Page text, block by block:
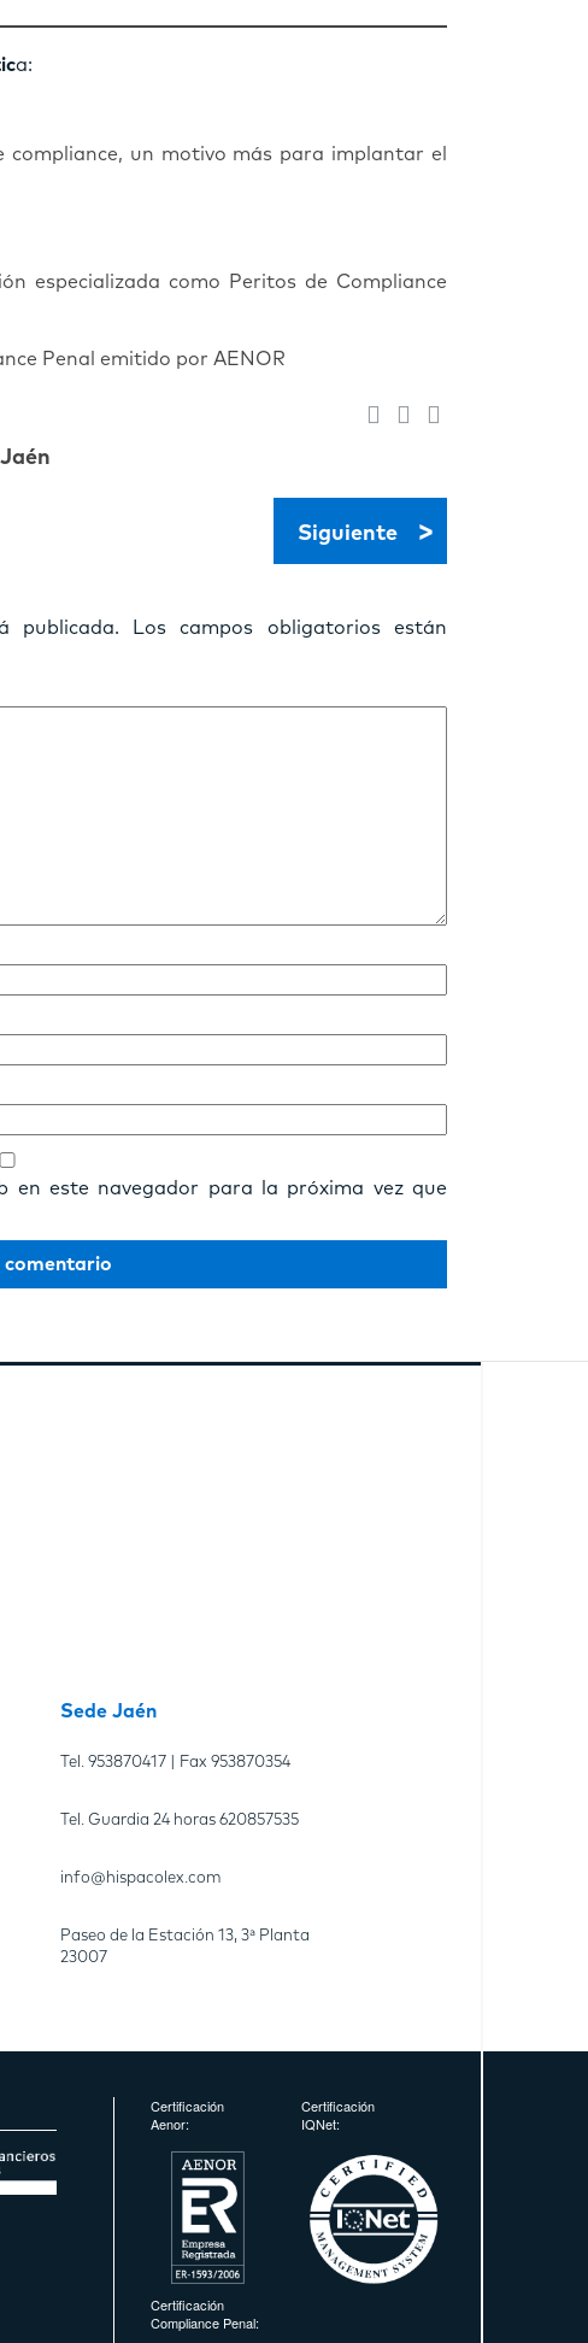
a:
compliance, un motivo más para implantar el
especializada como Peritos de Compliance
Penal emitido por AENOR
Siguiente >
publicada.
Los campos obligatorios están
en este navegador para la próxima vez que
Sede Jaén
Tel.953870417 | Fax953870354
Tel. Guardia 24 horas620857535
info@hispacolex.com
Paseo de la Estación 13, 3ª Planta
23007
Certificación
Aenor:
Certificación
IQNet:
Certificación
Compliance Penal: